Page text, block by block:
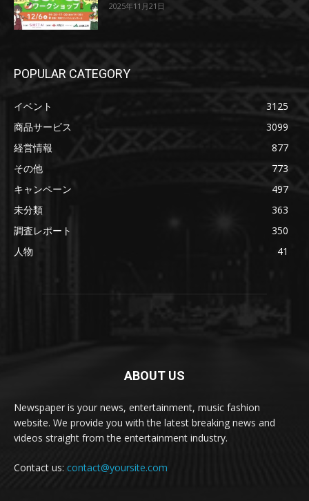
2025年11月21日
POPULAR CATEGORY
イベント
3125
商品サービス
3099
経営情報
877
その他
773
キャンペーン
497
未分類
363
調査レポート
350
人物
41
ABOUT US
Newspaper is your news, entertainment, music fashion
website. We provide you with the latest breaking news and
videos straight from the entertainment industry.
Contact us: contact@yoursite.com